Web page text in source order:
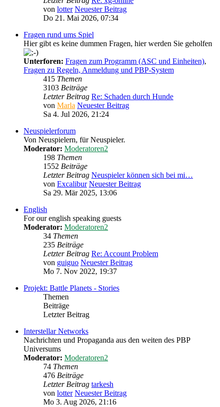
von lotter Neuester Beitrag
Do 21. Mai 2026, 07:34
Fragen rund ums Spiel
Hier gibt es keine dummen Fragen, hier werden Sie geholfen
Unterforen: Fragen zum Programm (ASC und Einheiten),
Fragen zu Regeln, Anmeldung und PBP-System
415 Themen
3103 Beiträge
Letzter Beitrag Re: Schaden durch Hunde
von Marla Neuester Beitrag
Sa 4. Jul 2026, 21:24
Neuspielerforum
Von Neuspielern, für Neuspieler.
Moderator: Moderatoren2
198 Themen
1552 Beiträge
Letzter Beitrag Neuspieler können sich bei mi…
von Excalibur Neuester Beitrag
Sa 29. Mär 2025, 13:06
English
For our english speaking guests
Moderator: Moderatoren2
34 Themen
235 Beiträge
Letzter Beitrag Re: Account Problem
von guiguo Neuester Beitrag
Mo 7. Nov 2022, 19:37
Projekt: Battle Planets - Stories
Themen
Beiträge
Letzter Beitrag
Interstellar Networks
Nachrichten und Propaganda aus den weiten des PBP
Universums
Moderator: Moderatoren2
74 Themen
476 Beiträge
Letzter Beitrag tarkesh
von lotter Neuester Beitrag
Mo 3. Aug 2026, 21:16